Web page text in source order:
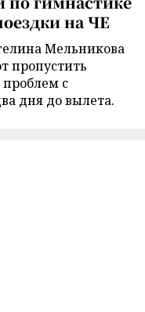
на ЧЕ
Мельникова
пропустить
проблем с
дня до вылета.